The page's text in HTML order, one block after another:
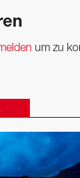
um zu